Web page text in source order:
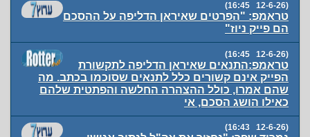
(12-6-26 16:45)
טראמפ: "הפרטים שאיראן הדליפה על ההסכם
הם פייק ניוז"
(12-6-26 16:45)
טראמפ:התנאים שאיראן הדליפה לתקשורת
הפייק אינם קשורים כלל לתנאים שסוכמו בכתב. מה
שהם אמרו, כולל ההצהרה החלשה והפתטית שלהם
כאילו הושג הסכם, אי
(12-6-26 16:43)